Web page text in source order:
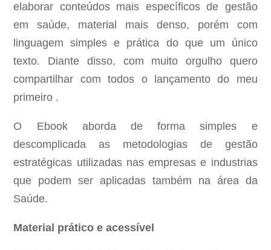
elaborar conteúdos mais específicos de gestão
em saúde, material mais denso, porém com
linguagem simples e prática do que um único
texto. Diante disso, com muito orgulho quero
compartilhar com todos o lançamento do meu
primeiro .
O Ebook aborda de forma simples e
descomplicada as metodologias de gestão
estratégicas utilizadas nas empresas e industrias
que podem ser aplicadas também na área da
Saúde.
Material prático e acessível